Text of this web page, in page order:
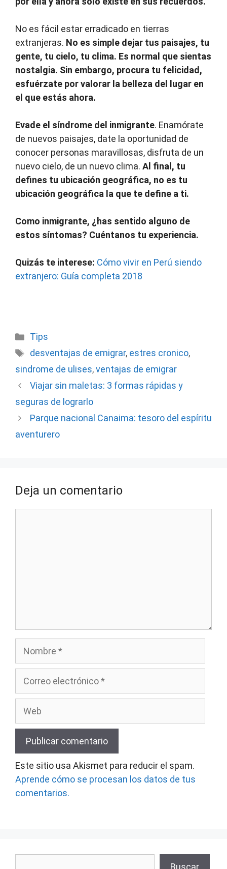
No es fácil estar erradicado en tierras
extranjeras. No es simple dejar tus paisajes, tu
gente, tu cielo, tu clima. Es normal que sientas
nostalgia. Sin embargo, procura tu felicidad,
esfuérzate por valorar la belleza del lugar en
el que estás ahora.
Evade el síndrome del inmigrante. Enamórate
de nuevos paisajes, date la oportunidad de
conocer personas maravillosas, disfruta de un
nuevo cielo, de un nuevo clima. Al final, tu
defines tu ubicación geográfica, no es tu
ubicación geográfica la que te define a ti.
Como inmigrante, ¿has sentido alguno de
estos síntomas? Cuéntanos tu experiencia.
Quizás te interese: Cómo vivir en Perú siendo
extranjero: Guía completa 2018
Categorías
Tips
Etiquetas
desventajas de emigrar, estres cronico,
sindrome de ulises,ventajas de emigrar
Viajar sin maletas: 3 formas rápidas y
seguras de lograrlo
Parque nacional Canaima: tesoro del espíritu
aventurero
Deja un comentario
Nombre
Correo
Web
Este sitio usa Akismet para reducir el spam.
Aprende cómo se procesan los datos de tus
comentarios.